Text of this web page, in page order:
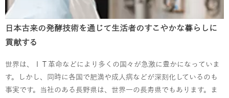
日本古来の発酵技術を通じて生活者のすこやかな暮らしに
貢献する
世界は、ＩＴ革命などにより多くの国々が急激に豊かになっていま
す。しかし、同時に各国で肥満や成人病などが深刻化しているのも
事実です。当社のある長野県は、世界一の長寿県でもあります。ま